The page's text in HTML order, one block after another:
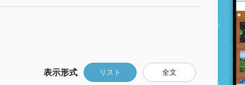
表示形式 リスト 全文